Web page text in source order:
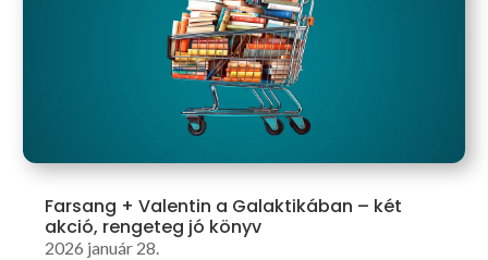
Farsang + Valentin a Galaktikában – két
akció, rengeteg jó könyv
2026 január 28.